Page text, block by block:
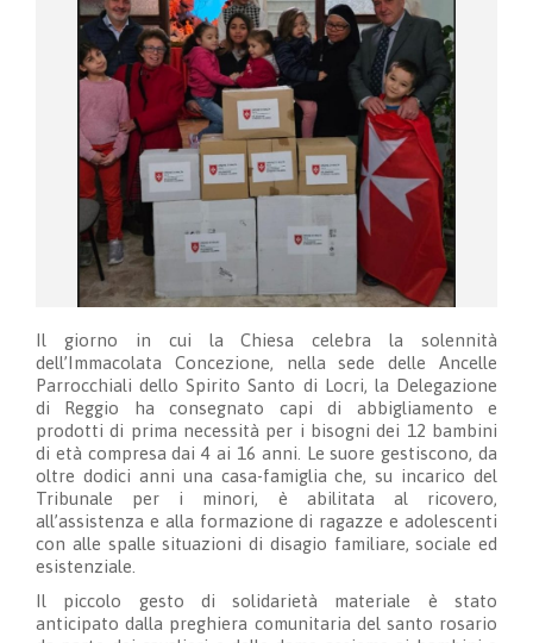
Il giorno in cui la Chiesa celebra la solennità
dell’Immacolata Concezione, nella sede delle Ancelle
Parrocchiali dello Spirito Santo di Locri, la Delegazione
di Reggio ha consegnato capi di abbigliamento e
prodotti di prima necessità per i bisogni dei 12 bambini
di età compresa dai 4 ai 16 anni. Le suore gestiscono, da
oltre dodici anni una casa-famiglia che, su incarico del
Tribunale per i minori, è abilitata al ricovero,
all’assistenza e alla formazione di ragazze e adolescenti
con alle spalle situazioni di disagio familiare, sociale ed
esistenziale.
Il piccolo gesto di solidarietà materiale è stato
anticipato dalla preghiera comunitaria del santo rosario